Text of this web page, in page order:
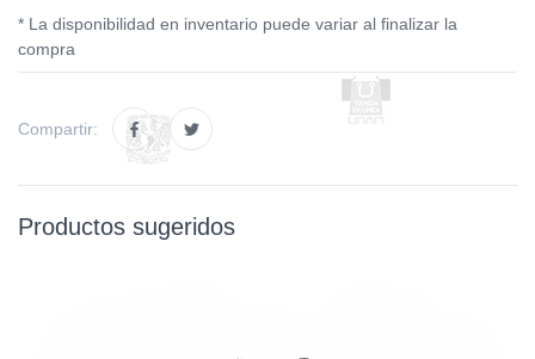
* La disponibilidad en inventario puede variar al finalizar la
compra
Compartir:
Productos sugeridos